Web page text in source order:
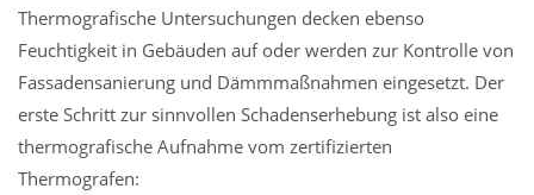
Thermografische Untersuchungen decken ebenso
Feuchtigkeit in Gebäuden auf oder werden zur Kontrolle von
Fassadensanierung und Dämmmaßnahmen eingesetzt. Der
erste Schritt zur sinnvollen Schadenserhebung ist also eine
thermografische Aufnahme vom zertifizierten
Thermografen: